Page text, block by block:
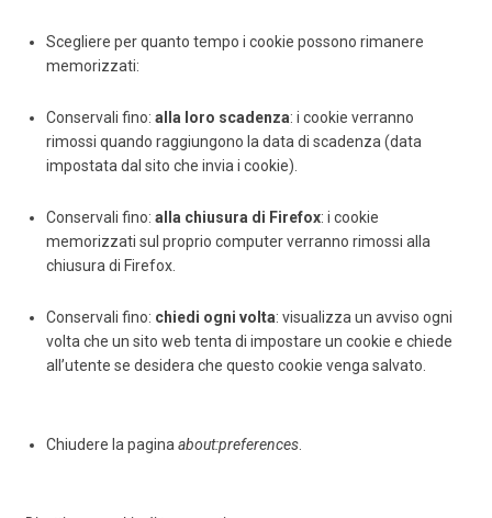
Scegliere per quanto tempo i cookie possono rimanere
memorizzati:
Conservali fino:alla loro scadenza: i cookie verranno
rimossi quando raggiungono la data di scadenza (data
impostata dal sito che invia i cookie).
Conservali fino:alla chiusura di Firefox: i cookie
memorizzati sul proprio computer verranno rimossi alla
chiusura di Firefox.
Conservali fino: chiedi ogni volta: visualizza un avviso ogni
volta che un sito web tenta di impostare un cookie e chiede
all’utente se desidera che questo cookie venga salvato.
Chiudere la paginaabout:preferences